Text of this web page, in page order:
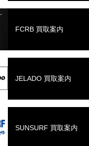
FCRB 買取案内
JELADO 買取案内
SUNSURF 買取案内